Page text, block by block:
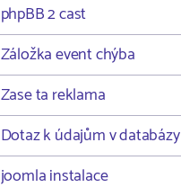
phpBB 2 cast
Záložka event chýba
Zase ta reklama
Dotaz k údajům v databázy
joomla instalace